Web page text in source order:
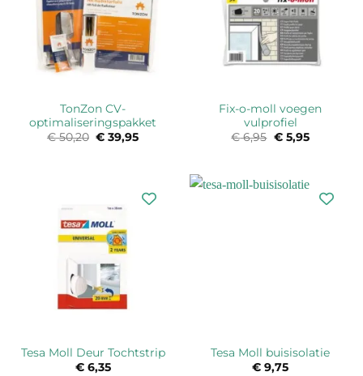
TonZon CV-
optimaliseringspakket
€50,20 Oorspronkelijke
€ 39,95
Fix-o-moll voegen
vulprofiel
€6,95 Oorspronkelijke
prijs
€5,95Huidige
Tesa Moll Deur Tochtstrip
€6,35
Tesa Moll buisisolatie
€ 9,75